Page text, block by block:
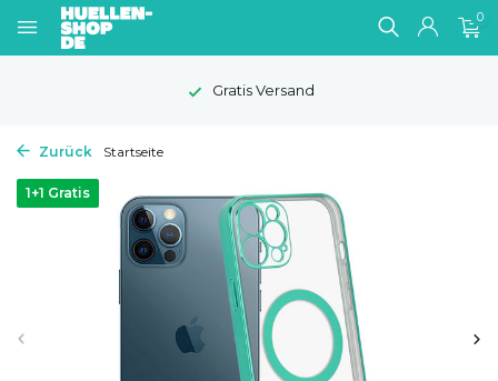
0
Gratis Versand
Zurück Startseite
1+1 Gratis